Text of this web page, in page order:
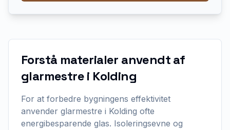
Forstå materialer anvendt af
glarmestre i Kolding
For at forbedre bygningens effektivitet
anvender glarmestre i Kolding ofte
energibesparende glas. Isoleringsevne og